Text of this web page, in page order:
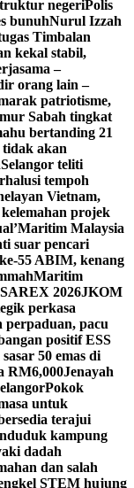
negeriPolis
bunuhNurul Izzah
Timbalan
kekal stabil,
–
orang lain –
patriotisme,
Sabah tingkat
bertanding 21
akan
Selangor teliti
tempoh
Vietnam,
projek
Maritim Malaysia
suar pencari
55 ABIM, kenang
Maritim
2026JKOM
perkasa
perpaduan, pacu
positif ESS
50 emas di
RM6,000Jenayah
Pokok
untuk
terajui
kampung
dadah
dan salah
STEM hujung